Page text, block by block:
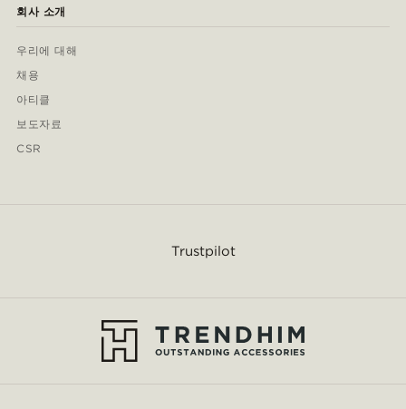
회사 소개
우리에 대해
채용
아티클
보도자료
CSR
Trustpilot